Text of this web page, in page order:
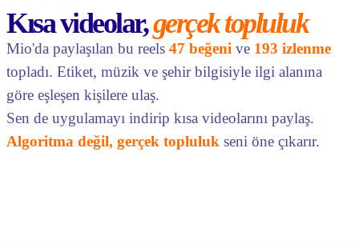
Kısa videolar,gerçek topluluk
Mio'da paylaşılan bu reels 47 beğeni ve 193 izlenme
topladı. Etiket, müzik ve şehir bilgisiyle ilgi alanına
göre eşleşen kişilere ulaş.
Sen de uygulamayı indirip kısa videolarını paylaş.
Algoritma değil, gerçek topluluk seni öne çıkarır.